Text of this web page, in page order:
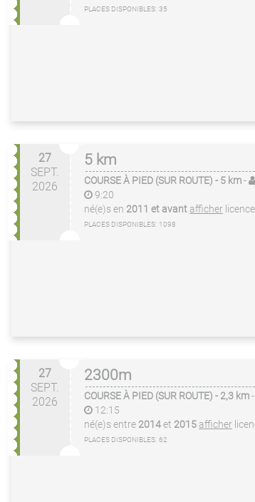
PLACES DISPONIBLES: 35
27
SEPT.
2026
5 km
COURSE À PIED (SUR ROUTE) - 5 km-
9:20
né(e)s en 2011 et avantafficher
PLACES DISPONIBLES: 1098
27
SEPT.
2026
2300m
COURSE À PIED (SUR ROUTE) - 2,3 km-
12:15
né(e)s entre 2014et 2015afficher
PLACES DISPONIBLES: 62